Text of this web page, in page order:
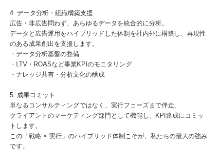
4. データ分析・組織構築支援
広告・非広告問わず、あらゆるデータを統合的に分析。
データと広告運用をハイブリッドした体制を社内外に構築し、再現性
のある成果創出を支援します。
・データ分析基盤の整備
・LTV・ROASなど事業KPIのモニタリング
・ナレッジ共有・分析文化の醸成
5. 成果コミット
単なるコンサルティングではなく、実行フェーズまで伴走。
クライアントのマーケティング部門として機能し、KPI達成にコミッ
トします。
この「戦略 × 実行」のハイブリッド体制こそが、私たちの最大の強み
です。